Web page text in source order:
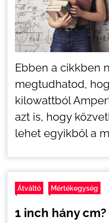
Ebben a cikkben
megtudhatod,
kilowattból
azt is, hogy
lehet egyikből a
Átváltó Mértékegység
1 inch hány